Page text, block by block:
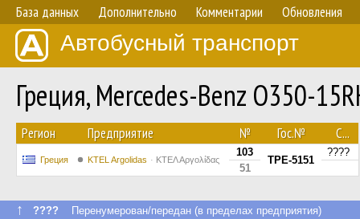
База данных Дополнительно Комментарии Обновления
Автобусный транспорт
Греция, Mercedes-Benz O350-
Регион Предприятие № Гос.№ С...
Греция KTEL Argolidas ΚΤΕΛ Αργολίδας
103
TPE-5151
????
51
↑ ???? Перенумерован/передан (в пределах предприятия)